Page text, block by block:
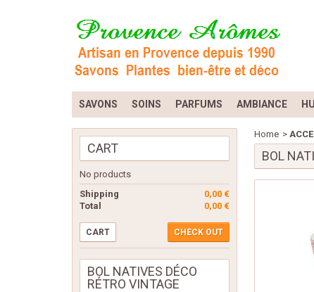
SAVONS SOINS PARFUMS AMBIANCE
CART
No products
0,00 €
Shipping
0,00 €
Total
CART CHECK OUT
BOL NATIVES DÉCO
RÉTRO VINTAGE
Home >
BOL